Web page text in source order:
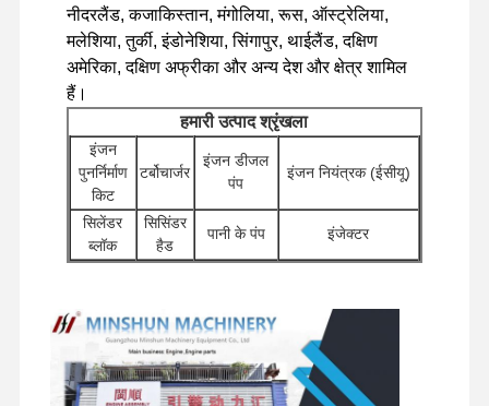
मामले
पर्किन्स इंजन
यानमार इंजन
कुबोटा इंजन
इसुजु इंजन
डीजल इंजन
नीदरलैंड, कजाकिस्तान, मंगोलिया, रूस, ऑस्ट्रेलिया,
मलेशिया, तुर्की, इंडोनेशिया, सिंगापुर, थाईलैंड, दक्षिण
अमेरिका, दक्षिण अफ्रीका और अन्य देश और क्षेत्र शामिल
हैं।
हमारी उत्पाद श्रृंखला
इंजन
पुनर्निर्माण
किट
टर्बोचार्जर
इंजन डीजल
पंप
इंजन नियंत्रक (ईसीयू)
सिलेंडर
ब्लॉक
सिसिंडर
हैड
पानी के पंप इंजेक्टर
उपकरण
हाइड्रोलिक पंप
कुंडा घटक
वितरक
वाल्व
यात्रा मोटर
असेंबलियाँ
चेसिस घटक और अन्य
सहायक उपकरण